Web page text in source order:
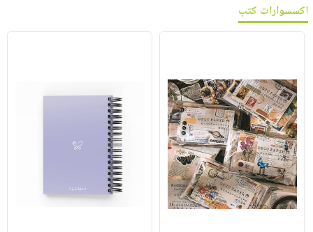
اكسسوارات كتب